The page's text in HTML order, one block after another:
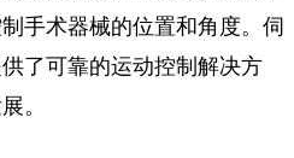
手术器械的位置和角度。伺
了可靠的运动控制解决方
。